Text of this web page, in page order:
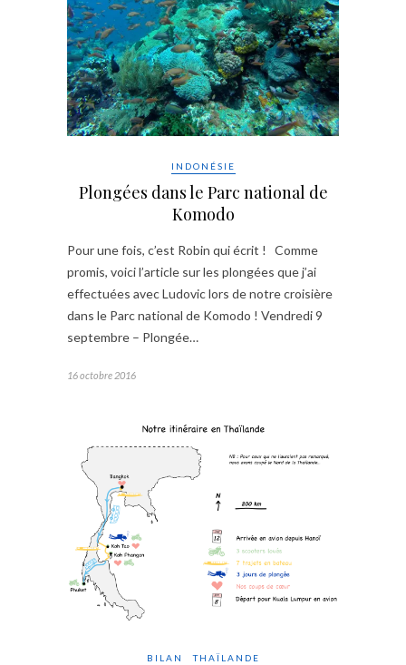
INDONÉSIE
Plongées dans le Parc national de
Komodo
Pour une fois, c’est Robin qui écrit ! Comme
promis, voici l’article sur les plongées que j’ai
effectuées avec Ludovic lors de notre croisière
dans le Parc national de Komodo ! Vendredi 9
septembre – Plongée…
16 octobre 2016
BILAN THAÏLANDE